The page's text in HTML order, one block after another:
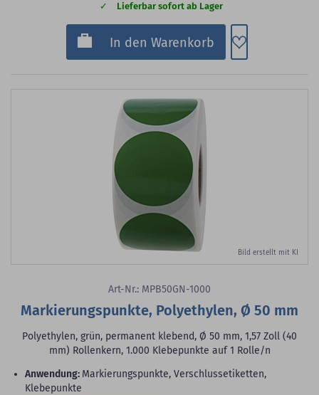
Lieferbar sofort ab Lager
In den Warenkorb Zum
Bild erstellt mit KI
Art-Nr.: MPB50GN-1000
Markierungspunkte, Polyethylen, Ø 50 mm
Polyethylen, grün, permanent klebend, Ø 50 mm, 1,57 Zoll (40
mm) Rollenkern, 1.000 Klebepunkte auf 1 Rolle/n
Anwendung: Markierungspunkte, Verschlussetiketten,
Klebepunkte